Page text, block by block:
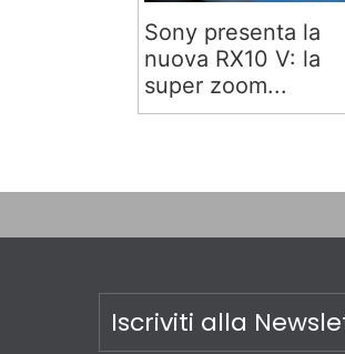
Sony presenta la
nuova RX10 V: la
super zoom...
Iscriviti alla